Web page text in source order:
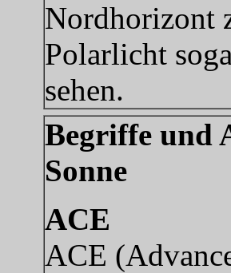
Nordhorizont
Polarlicht
sehen.
Begriffe und
Sonne
ACE
ACE